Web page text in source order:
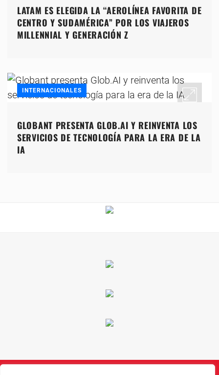
LATAM ES ELEGIDA LA “AEROLÍNEA FAVORITA DE
CENTRO Y SUDAMÉRICA” POR LOS VIAJEROS
MILLENNIAL Y GENERACIÓN Z
INTERNACIONALES
GLOBANT PRESENTA GLOB.AI Y REINVENTA LOS
SERVICIOS DE TECNOLOGÍA PARA LA ERA DE LA
IA